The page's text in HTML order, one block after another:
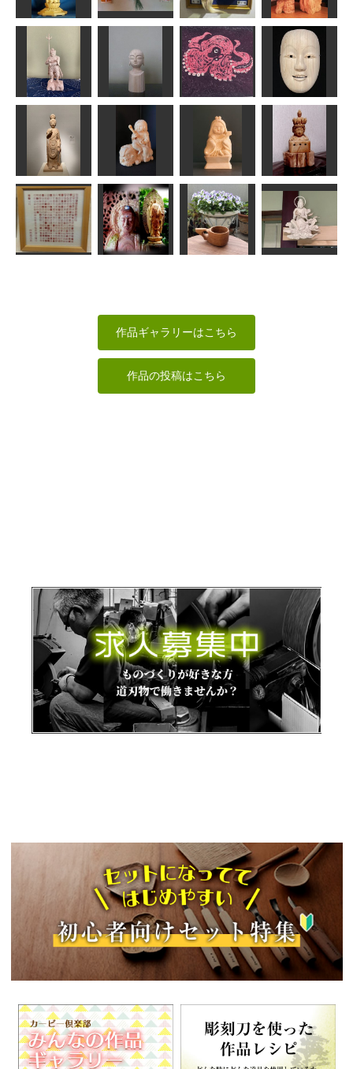
LOVEクラフト ろうけい sigesama 春彫
瑠璃観音像
ta-chann
竹彫り 狂言面
武宝
風神雷神
sigesama
迷企羅大将
みっちゃん
地蔵菩薩仏頭
はごろも
タコちゃん
すずめようこ
童子
msuganuma
菩薩立像
かっちゃん
童文殊
Issay
童弁財天
Issay
十一面観頭部
sigesama
像39cm
KUKSA
作品ギャラリーはこちら
作品の投稿はこちら